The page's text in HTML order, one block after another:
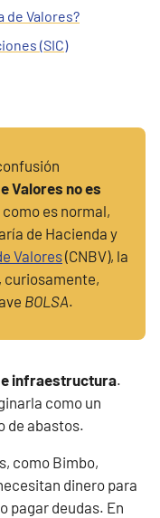
de Valores?
(SIC)
Valores no es
es normal,
de Hacienda y
Valores(CNBV), la
curiosamente,
BOLSA.
infraestructura.
como un
de abastos.
como Bimbo,
dinero para
pagar deudas. En